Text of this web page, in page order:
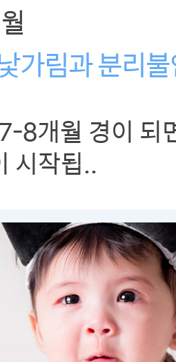
가림과 분리
8개월 경이 되
시작됩..